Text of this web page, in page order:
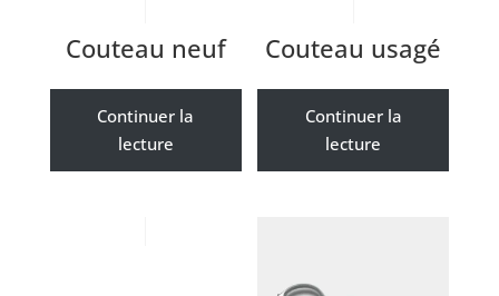
Couteau neuf
Continuer la
lecture
Couteau usagé
Continuer la
lecture